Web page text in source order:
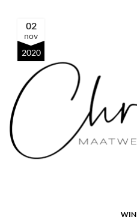
02
nov
2020